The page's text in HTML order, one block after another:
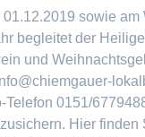
sowie
begleitet der
und
Telefon 0151/
Hier